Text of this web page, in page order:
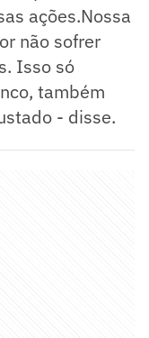
ações.Nossa
não sofrer
Isso só
também
- disse.